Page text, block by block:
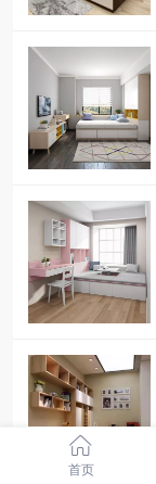
首页